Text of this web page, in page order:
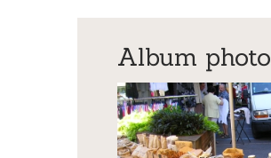
Album photo